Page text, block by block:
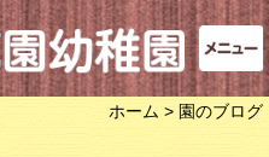
ホーム > 園のブログ